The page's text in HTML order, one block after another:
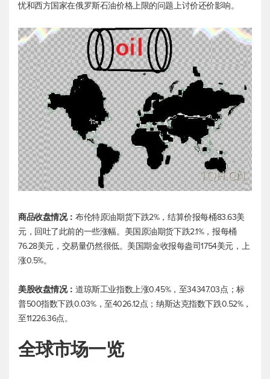
忧和西方国家在俄罗斯石油价格上限的问题上讨价还价影响。
商品收盘情况：布伦特原油期货下跌2%，结算价报每桶83.63美
元，回吐了此前的一些涨幅。美国原油期货下跌2.1%，报每桶
76.28美元，交易量仍然很低。美国期金收报每盎司1754美元，上
涨0.5%。
美股收盘情况：道琼斯工业指数上涨0.45%，至34347.03点；标
普500指数下跌0.03%，至4026.12点；纳斯达克指数下跌0.52%，
至11226.36点。
全球市场一览